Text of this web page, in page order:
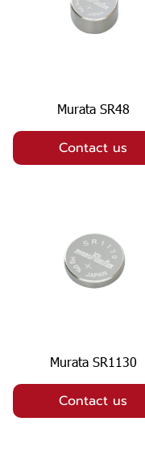
Murata SR48
Contact us
Murata SR1130
Contact us